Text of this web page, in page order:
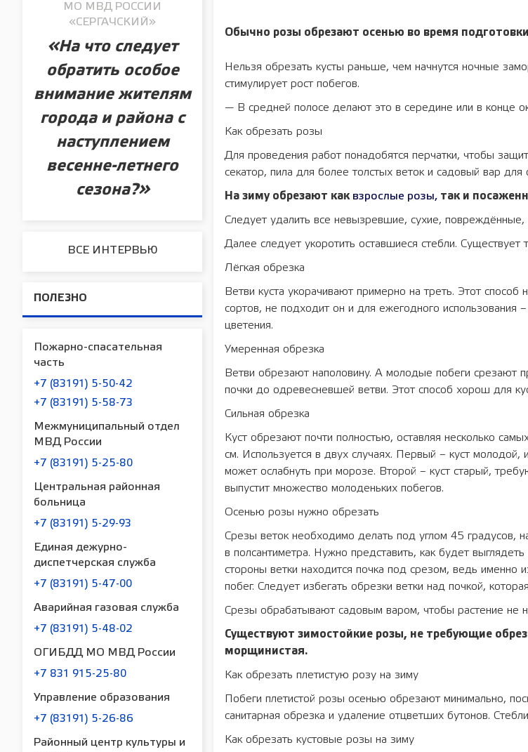
МО МВД РОССИИ
«СЕРГАЧСКИЙ»
«На что следует
обратить особое
внимание жителям
города и района с
наступлением
весенне-летнего
сезона?»
ВСЕ ИНТЕРВЬЮ
ПОЛЕЗНО
Пожарно-спасательная
часть
+7 (83191) 5-50-42
+7 (83191) 5-58-73
Межмуниципальный отдел
МВД России
+7 (83191) 5-25-80
Центральная районная
больница
+7 (83191) 5-29-93
Единая дежурно-
диспетчерская служба
+7 (83191) 5-47-00
Аварийная газовая служба
+7 (83191) 5-48-02
ОГИБДД МО МВД России
+7 831 915-25-80
Управление образования
+7 (83191) 5-26-86
Районный центр культуры и
Обычно розы обрезают осенью во время
Нельзя обрезать кусты раньше, чем начнутся ночные
стимулирует рост побегов.
— В средней полосе делают это в середине или в конце
Как обрезать розы
Для проведения работ понадобятся перчатки, чтобы
секатор, пила для более толстых веток и садовый вар для
На зиму обрезают как взрослые розы, так и
Следует удалить все невызревшие, сухие, повреждённые,
Далее следует укоротить оставшиеся стебли. Существует
Лёгкая обрезка
Ветви куста укорачивают примерно на треть. Этот способ
сортов, не подходит он и для ежегодного использования
цветения.
Умеренная обрезка
Ветви обрезают наполовину. А молодые побеги срезают
почки до одревесневшей ветви. Этот способ хорош для
Сильная обрезка
Куст обрезают почти полностью, оставляя несколько
см. Используется в двух случаях. Первый – куст молодой,
может ослабнуть при морозе. Второй – куст старый,
выпустит множество молоденьких побегов.
Осенью розы нужно обрезать
Срезы веток необходимо делать под углом 45 градусов,
в полсантиметра. Нужно представить, как будет выглядеть
стороны ветки находится почка под срезом, ведь именно
побег. Следует избегать обрезки ветки над почкой,
Срезы обрабатывают садовым варом, чтобы растение не
Существуют зимостойкие розы, не требующие
морщинистая.
Как обрезать плетистую розу на зиму
Побеги плетистой розы осенью обрезают минимально,
санитарная обрезка и удаление отцветших бутонов.
Как обрезать кустовые розы на зиму